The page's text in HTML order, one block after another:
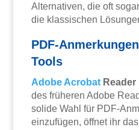
Alternativen, die oft
die klassischen
PDF-
Tools
Adobe Acrobat Reader
des früheren Adobe
solide Wahl für PDF-
einzufügen, öffnet ihr